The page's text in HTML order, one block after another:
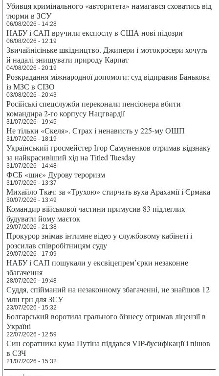
Убивця кримінального «авторитета» намагався сховатись від
тюрми в ЗСУ
06/08/2026 - 14:28
НАБУ і САП вручили експослу в США нові підозри
06/08/2026 - 12:19
Звичайнісіньке шкідництво. Джипери і мотокросери хочуть
й надалі знищувати природу Карпат
04/08/2026 - 20:19
Розкрадання міжнародної допомоги: суд відправив Банькова
із МЗС в СІЗО
03/08/2026 - 20:43
Російські спецслужби переконали пенсіонера вбити
командира 2-го корпусу Нацгвардії
31/07/2026 - 19:45
Не тільки «Скеля». Страх і ненависть у 225-му ОШП
31/07/2026 - 18:19
Український гросмейстер Ігор Самуненков отримав відзнаку
за найкрасивіший хід на Titled Tuesday
31/07/2026 - 14:48
ФСБ «шиє» Дурову тероризм
31/07/2026 - 13:37
Михайло Ткач: за «Трухою» стирчать вуха Арахамії і Єрмака
30/07/2026 - 13:49
Командир військової частини примусив 83 підлеглих
будувати йому маєток
29/07/2026 - 21:38
Прокурор знімав інтимне відео у службовому кабінеті і
розсилав співробітницям суду
29/07/2026 - 17:09
НАБУ і САП пошукали у ексвіцепрем’єрки незаконне
збагачення
28/07/2026 - 19:48
Суддя, спійманий на незаконному збагаченні, не знайшов 12
млн грн для ЗСУ
23/07/2026 - 15:32
Болгарський воротила грального бізнесу отримав ліцензії в
Україні
22/07/2026 - 12:59
Син соратника кума Путіна піддався VIP-бусифікації і пішов
в СЗЧ
21/07/2026 - 15:32